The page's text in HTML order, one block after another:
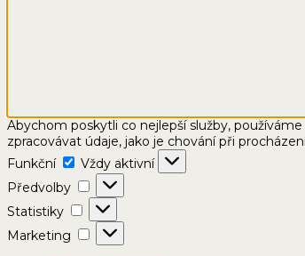
Abychom poskytli co nejlepší služby,
zpracovávat údaje, jako je chování při
Funkční
Funkční
Vždy aktivní
Předvolby
Předvolby
Statistiky
Statistiky
Marketing
Marketing